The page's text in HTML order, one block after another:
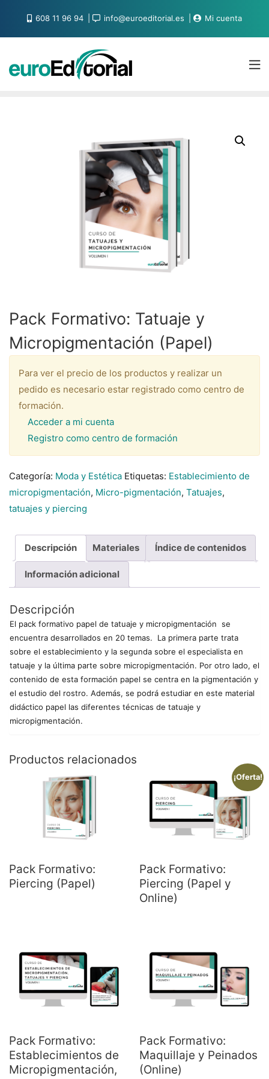
608 11 96 94 info@euroeditorial.es Mi cuenta
Pack Formativo: Tatuaje y
Micropigmentación (Papel)
Para ver el precio de los productos y realizar un
pedido es necesario estar registrado como centro de
formación.
Acceder a mi cuenta
Registro como centro de formación
Categoría: Moda y Estética Etiquetas: Establecimiento de
micropigmentación, Micro-pigmentación, Tatuajes,
tatuajes y piercing
Descripción Materiales Índice de contenidos
Información adicional
Descripción
El pack formativo papel de tatuaje y micropigmentación se
encuentra desarrollados en 20 temas. La primera parte trata
sobre el establecimiento y la segunda sobre el especialista en
tatuaje y la última parte sobre micropigmentación. Por otro lado, el
contenido de esta formación papel se centra en la pigmentación y
el estudio del rostro. Además, se podrá estudiar en este material
didáctico papel las diferentes técnicas de tatuaje y
micropigmentación.
Productos relacionados
Pack Formativo:
Piercing (Papel)
¡Oferta!
Pack Formativo:
Piercing (Papel y
Online)
Pack Formativo:
Establecimientos de
Micropigmentación,
Pack Formativo:
Maquillaje y Peinados
(Online)